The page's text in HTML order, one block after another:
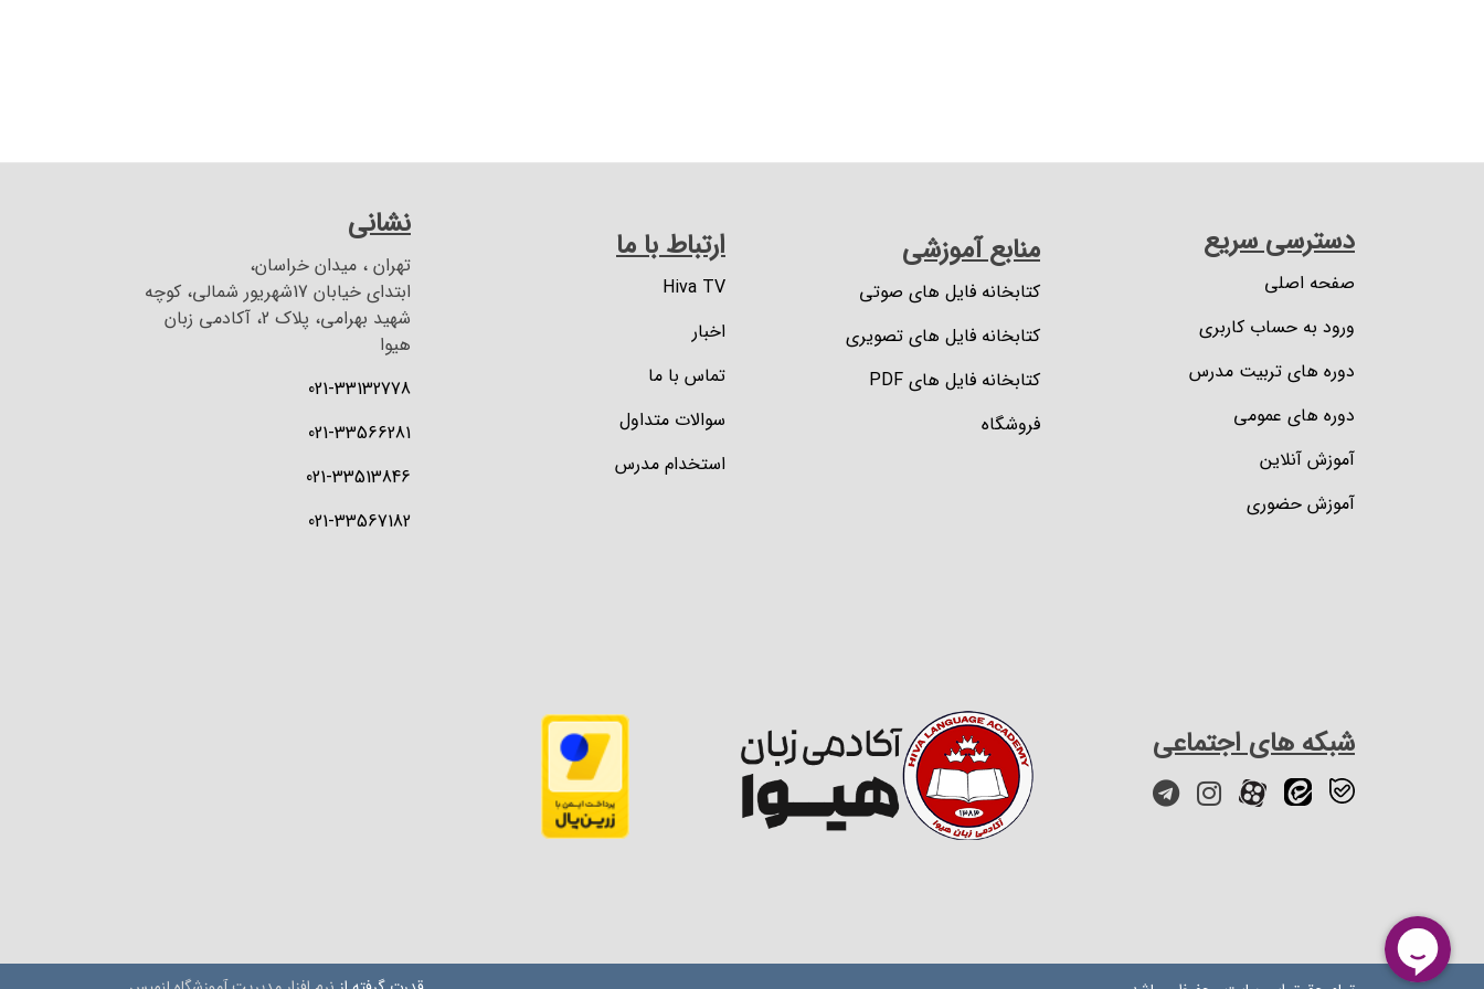
دسترسی سریع
صفحه اصلی
ورود به حساب کاربری
دوره های تربیت مدرس
دوره های عمومی
آموزش آنلاین
آموزش حضوری
منابع آموزشی
کتابخانه فایل های صوتی
کتابخانه فایل های تصویری
کتابخانه فایل های PDF
فروشگاه
ارتباط با ما
Hiva TV
اخبار
تماس با ما
سوالات متداول
استخدام مدرس
نشانی
تهران ، میدان خراسان،
ابتدای خیابان 17شهریور شمالی، کوچه
شهید بهرامی، پلاک 2، آکادمی زبان
هیوا
021-33132778
021-33566281
021-33513846
021-33567182
شبکه های اجتماعی